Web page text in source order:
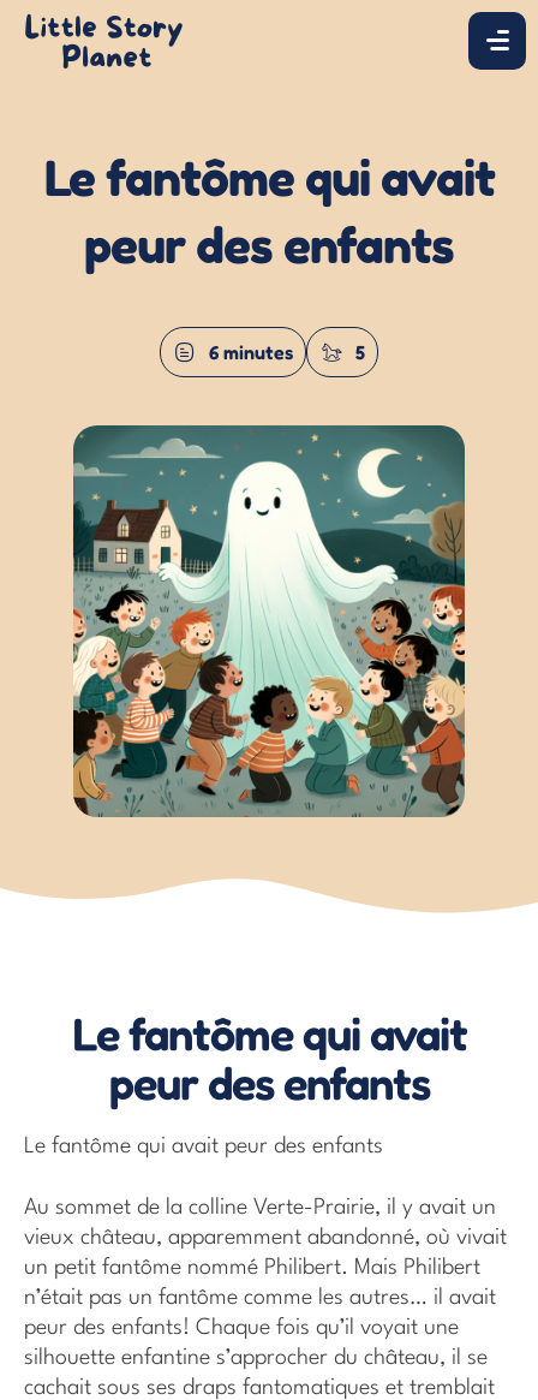
Le fantôme qui avait
peur des enfants
6 minutes 5
Le fantôme qui avait
peur des enfants
Le fantôme qui avait peur des enfants
Au sommet de la colline Verte-Prairie, il y avait un
vieux château, apparemment abandonné, où vivait
un petit fantôme nommé Philibert. Mais Philibert
n’était pas un fantôme comme les autres… il avait
peur des enfants! Chaque fois qu’il voyait une
silhouette enfantine s’approcher du château, il se
cachait sous ses draps fantomatiques et tremblait